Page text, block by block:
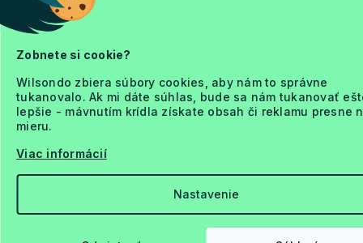
Zobnete si cookie?
Wilsondo zbiera súbory cookies, aby nám to správne
tukanovalo. Ak mi dáte súhlas, bude sa nám tukanovať
lepšie - mávnutím krídla získate obsah či reklamu presne
mieru.
Viac informácií
Nastavenie